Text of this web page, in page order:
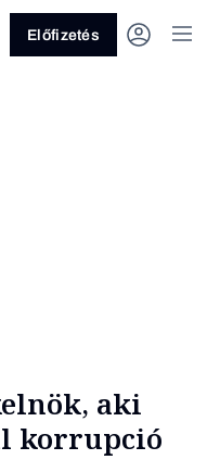
Előfizetés
aki
korrupció